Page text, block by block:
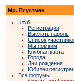
Мр. Поустман
Клуб
Регистрация
Выслать пароль
Список
Мы помним
Клубная карта
Города
Дни рождения
Юбилеи
Все форумы